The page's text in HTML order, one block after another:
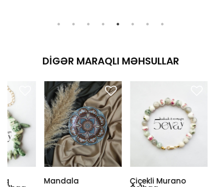
DIGƏR MARAQLI MƏHSULLAR
Mandala
Çiçekli Murano Kristal